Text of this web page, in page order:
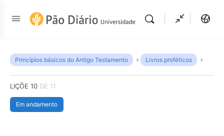
Princípios básicos do Antigo Testamento Livros proféticos
LIÇÕE 10 DE 11
Em andamento